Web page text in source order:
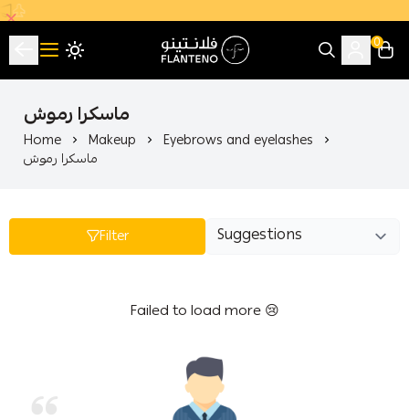
فلانتينو اكبر صالة عرض اقتصادية بالجملة
0
ماسكرا رموش
Home Makeup Eyebrows and eyelashes
ماسكرا رموش
Filter
Failed to load more 😢